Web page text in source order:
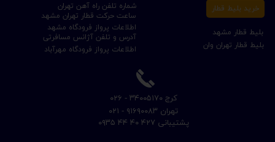
​تهران ۹۱۶۹۰۰۸۳ - ۰۲۱
​کرج ۳۴۰۰۵۱۷۰ - ۰۲۶
​پشتیبانی ۴۲۷ ۴۰ ۴۴ ۰۹۳۵
بلیط قطار تهران وان
بلیط قطار مشهد
ساعت حرکت قطار تهران مشهد
خرید بلیط قطار شماره تلفن راه آهن تهران
اطلاعات پرواز فرودگاه مهرآباد
اطلاعات پرواز فرودگاه مشهد
آدرس و تلفن آژانس مسافرتی